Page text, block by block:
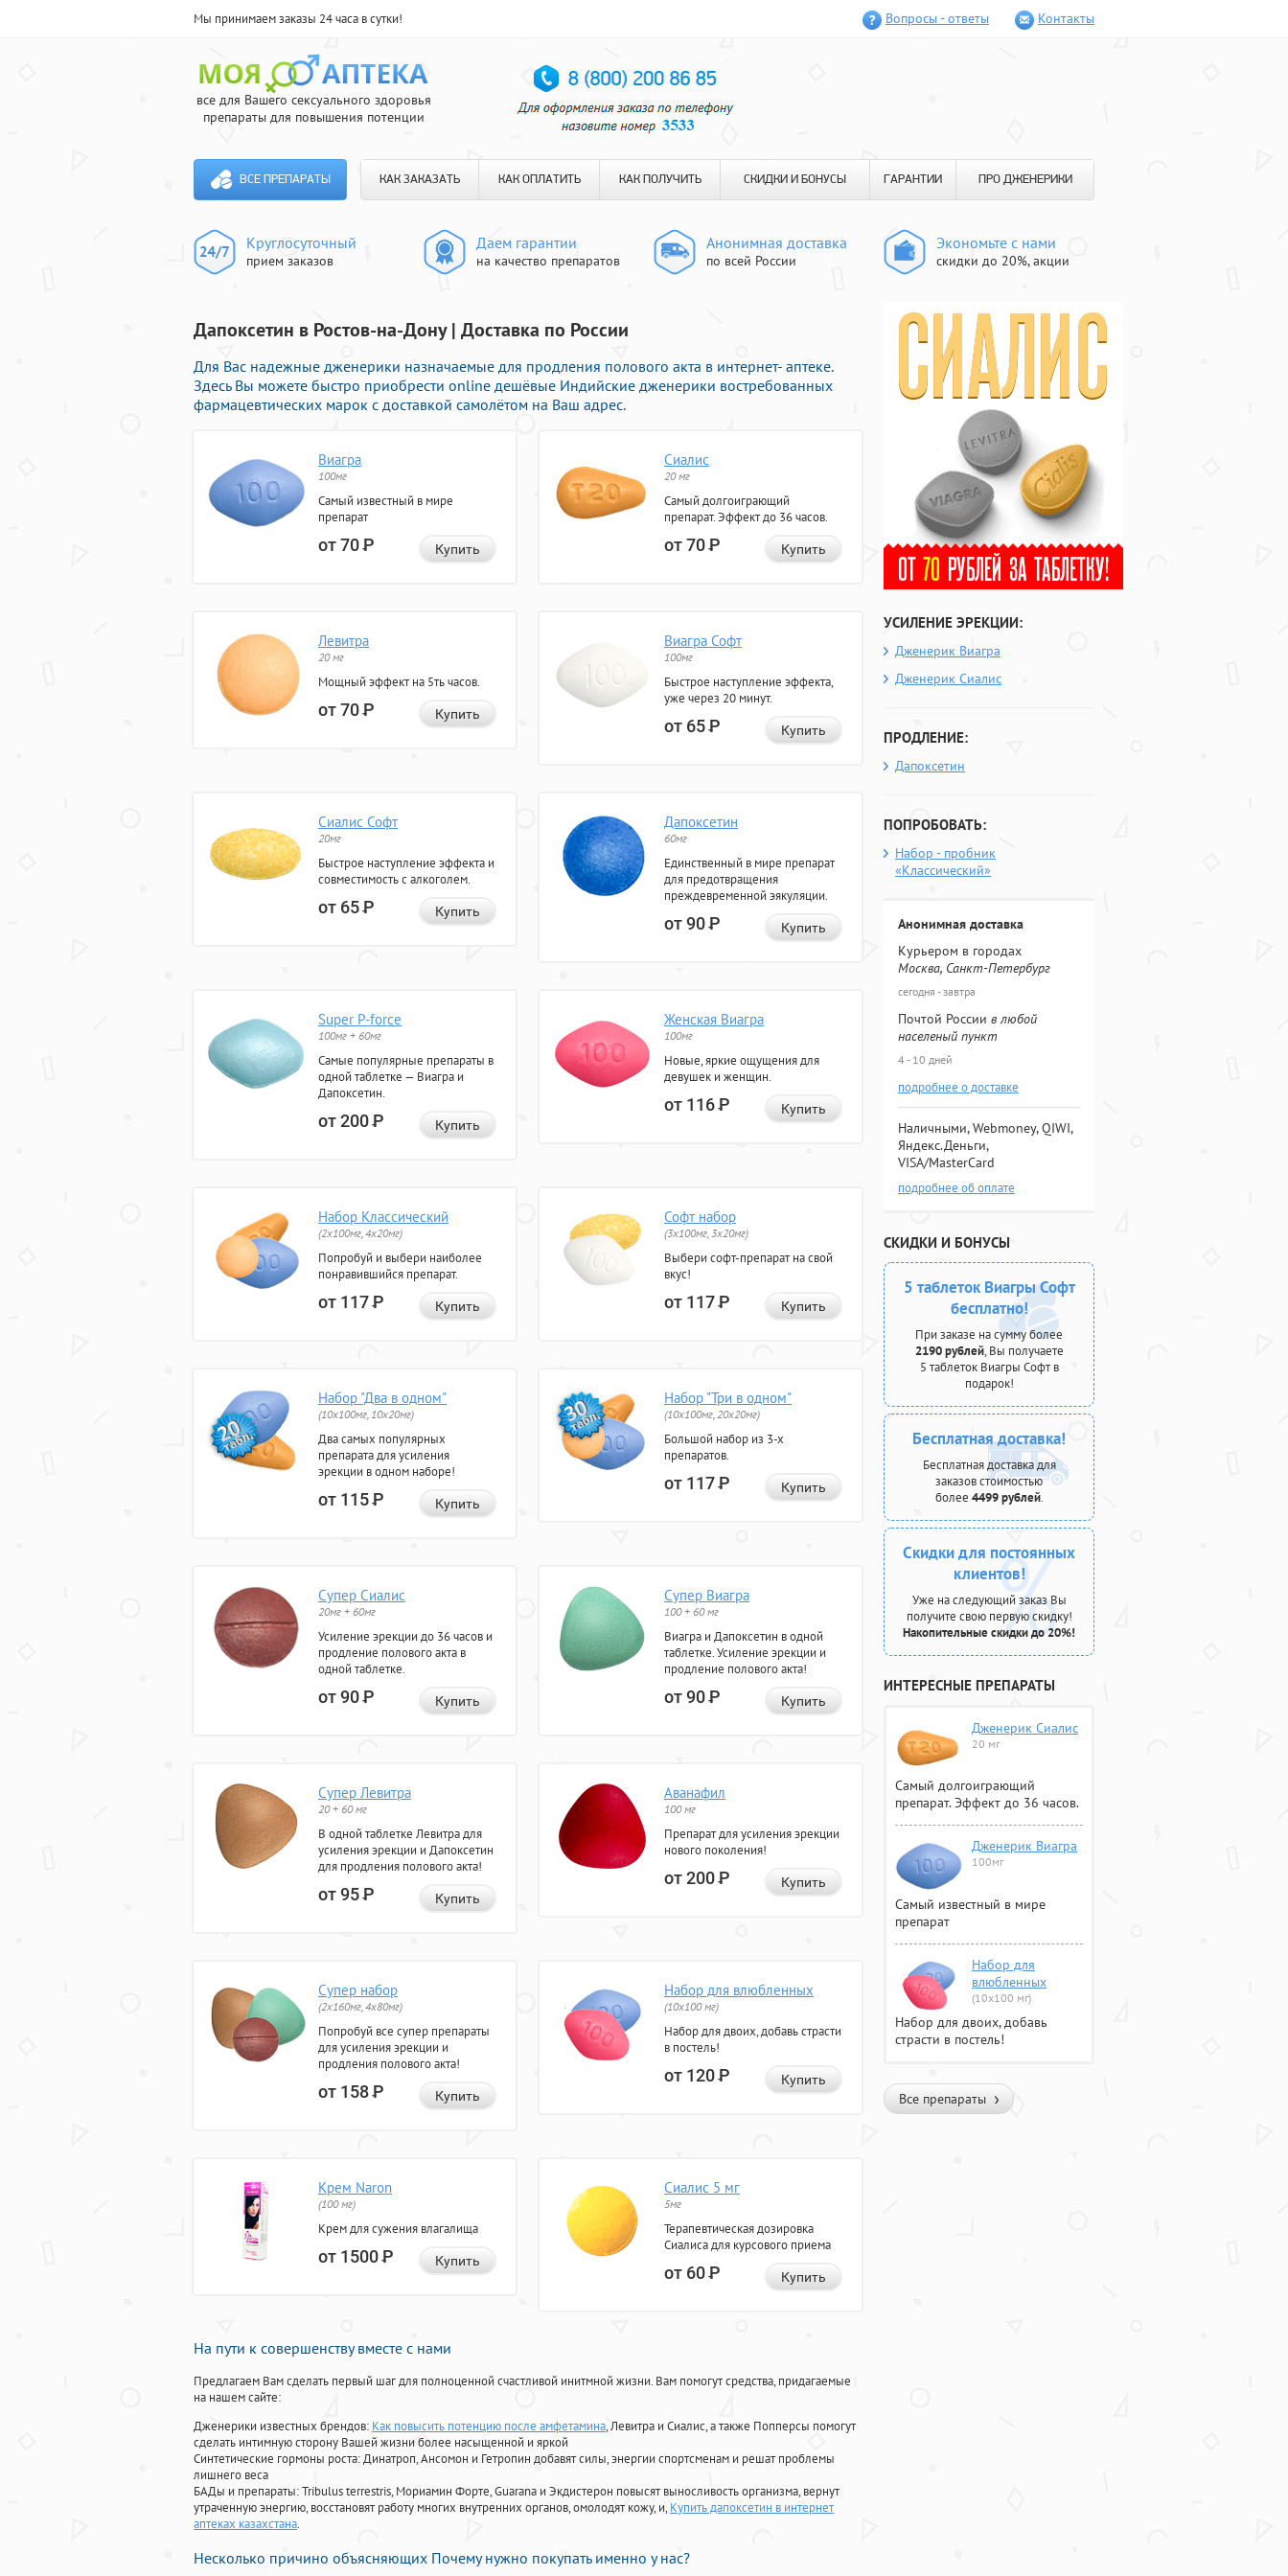
Мы принимаем заказы 24 часа в сутки! Вопросы - ответы Контакты
все для Вашего сексуального здоровья
препараты для повышения потенции
ВСЕ ПРЕПАРАТЫ КАК ЗАКАЗАТЬ КАК ОПЛАТИТЬ КАК ПОЛУЧИТЬ СКИДКИ И БОНУСЫ ГАРАНТИИ ПРО ДЖЕНЕРИКИ
Круглосуточный
прием заказов
Даем гарантии
на качество препаратов
Анонимная доставка
по всей России
Экономьте с нами
скидки до 20%, акции
Дапоксетин в Ростов-на-Дону | Доставка по России
Для Вас надежные дженерики назначаемые для продления полового акта в интернет- аптеке.
Здесь Вы можете быстро приобрести online дешёвые Индийские дженерики востребованных
фармацевтических марок с доставкой самолётом на Ваш адрес.
Виагра
100мг
Самый известный в мире
препарат
от 70Р Купить
Сиалис
20 мг
Самый долгоиграющий
препарат. Эффект до 36 часов.
от 70Р Купить
Левитра
20 мг
Мощный эффект на 5ть часов.
от 70Р Купить
Виагра Софт
100мг
Быстрое наступление эффекта,
уже через 20 минут.
от 65Р Купить
Сиалис Софт
20мг
Быстрое наступление эффекта и
совместимость с алкоголем.
от 65Р Купить
Дапоксетин
60мг
Единственный в мире препарат
для предотвращения
преждевременной эякуляции.
от 90Р Купить
Super P-force
100мг + 60мг
Самые популярные препараты в
одной таблетке — Виагра и
Дапоксетин.
от 200Р Купить
Женская Виагра
100мг
Новые, яркие ощущения для
девушек и женщин.
от 116Р Купить
Набор Классический
(2x100мг, 4x20мг)
Попробуй и выбери наиболее
понравившийся препарат.
от 117Р Купить
Софт набор
(3x100мг, 3x20мг)
Выбери софт-препарат на свой
вкус!
от 117Р Купить
Набор "Два в одном"
(10x100мг, 10x20мг)
Два самых популярных
препарата для усиления
эрекции в одном наборе!
от 115Р Купить
Набор "Три в одном"
(10x100мг, 20x20мг)
Большой набор из 3-х
препаратов.
от 117Р Купить
Супер Сиалис
20мг + 60мг
Усиление эрекции до 36 часов и
продление полового акта в
одной таблетке.
от 90Р Купить
Супер Виагра
100 + 60 мг
Виагра и Дапоксетин в одной
таблетке. Усиление эрекции и
продление полового акта!
от 90Р Купить
Супер Левитра
20 + 60 мг
В одной таблетке Левитра для
усиления эрекции и Дапоксетин
для продления полового акта!
от 95Р Купить
Аванафил
100 мг
Препарат для усиления эрекции
нового поколения!
от 200Р Купить
Супер набор
(2х160мг, 4х80мг)
Попробуй все супер препараты
для усиления эрекции и
продления полового акта!
от 158Р Купить
Набор для влюбленных
(10х100 мг)
Набор для двоих, добавь страсти
в постель!
от 120Р Купить
Крем Naron
(100 мг)
Крем для сужения влагалища
от 1500Р Купить
Сиалис 5 мг
5мг
Терапевтическая дозировка
Сиалиса для курсового приема
от 60Р Купить
На пути к совершенству вместе с нами
Предлагаем Вам сделать первый шаг для полноценной счастливой инитмной жизни. Вам помогут средства, придагаемые
на нашем сайте:
Дженерики известных брендов: Как повысить потенцию после амфетамина, Левитра и Сиалис, а также Попперсы помогут
сделать интимную сторону Вашей жизни более насыщенной и яркой
Синтетические гормоны роста: Динатроп, Ансомон и Гетропин добавят силы, энергии спортсменам и решат проблемы
лишнего веса
БАДы и препараты:Tribulus terrestris, Мориамин Форте, Guarana и Экдистерон повысят выносливость организма, вернут
утраченную энергию, восстановят работу многих внутренних органов, омолодят кожу, и, Купить дапоксетин в интернет
аптеках казахстана.
Несколько причино объясняющих Почему нужно покупать именно у нас?
УСИЛЕНИЕ ЭРЕКЦИИ:
Дженерик Виагра
Дженерик Сиалис
ПРОДЛЕНИЕ:
Дапоксетин
ПОПРОБОВАТЬ:
Набор - пробник
«Классический»
Анонимная доставка
Курьером в городах
Москва, Санкт-Петербург
сегодня - завтра
Почтой России в любой
населеный пункт
4 - 10 дней
подробнее о доставке
Наличными, Webmoney, QIWI,
Яндекс.Деньги,
VISA/MasterCard
подробнее об оплате
СКИДКИ И БОНУСЫ
5 таблеток Виагры Софт
бесплатно!
При заказе на сумму более
2190 рублей, Вы получаете
5 таблеток Виагры Софт в
подарок!
Бесплатная доставка!
Бесплатная доставка для
заказов стоимостью
более 4499 рублей.
Скидки для постоянных
клиентов!
Уже на следующий заказ Вы
получите свою первую скидку!
Накопительные скидки до 20%!
ИНТЕРЕСНЫЕ ПРЕПАРАТЫ
Дженерик Сиалис
20 мг
Самый долгоиграющий
препарат. Эффект до 36 часов.
Дженерик Виагра
100мг
Самый известный в мире
препарат
Набор для
влюбленных
(10х100 мг)
Набор для двоих, добавь
страсти в постель!
Все препараты